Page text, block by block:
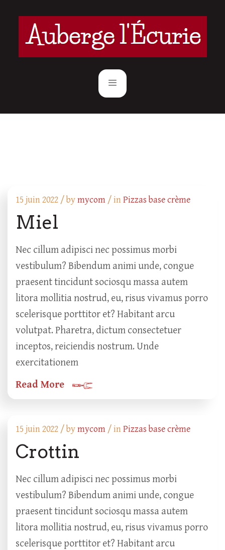
15 juin 2022 /bymycom / inPizzas base crème
Miel
Nec cillum adipisci nec possimus morbi
vestibulum? Bibendum animi unde, congue
praesent tincidunt sociosqu massa autem
litora mollitia nostrud, eu, risus vivamus porro
scelerisque porttitor et? Habitant arcu
volutpat. Pharetra, dictum consectetuer
inceptos, reiciendis nostrum. Unde
exercitationem
Read More
15 juin 2022 /bymycom / inPizzas base crème
Crottin
Nec cillum adipisci nec possimus morbi
vestibulum? Bibendum animi unde, congue
praesent tincidunt sociosqu massa autem
litora mollitia nostrud, eu, risus vivamus porro
scelerisque porttitor et? Habitant arcu